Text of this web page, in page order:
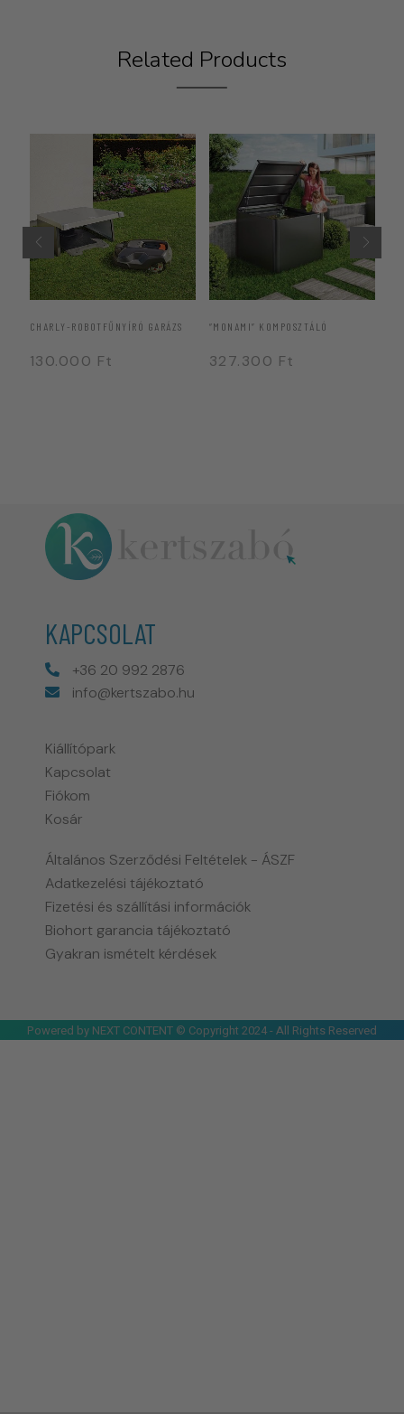
Related Products
CHARLY-ROBOTFŰNYÍRÓ GARÁZS
130.000 Ft
“MONAMI” KOMPOSZTÁLÓ
327.300 Ft
KAPCSOLAT
+36 20 992 2876
info@kertszabo.hu
Kiállítópark
Kapcsolat
Fiókom
Kosár
Általános Szerződési Feltételek - ÁSZF
Adatkezelési tájékoztató
Fizetési és szállítási információk
Biohort garancia tájékoztató
Gyakran ismételt kérdések
Powered by NEXT CONTENT © Copyright 2024 - All Rights Reserved